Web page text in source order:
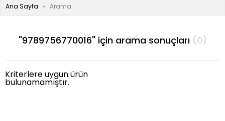
Ana Sayfa Arama
"9789756770016" için arama sonuçları (0)
Kriterlere uygun ürün
bulunamamıştır.